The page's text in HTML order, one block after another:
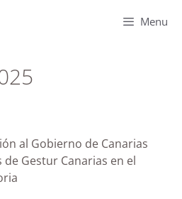
Menu
al Gobierno de Canarias
Gestur Canarias en el